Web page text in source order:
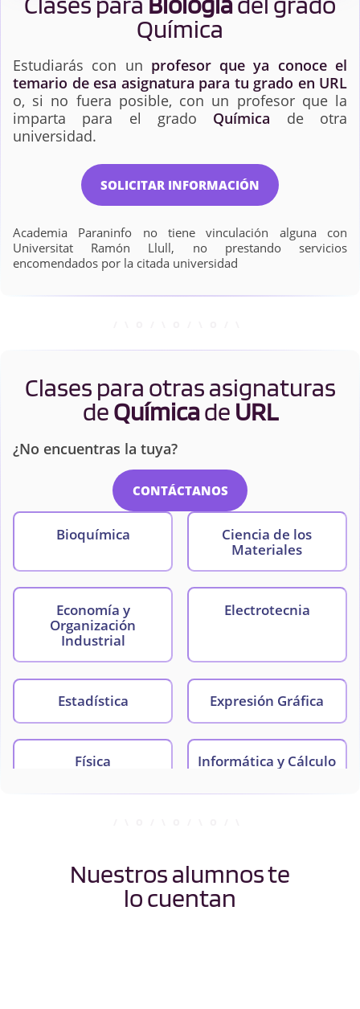
Química
Estudiarás con un profesor que ya conoce el
temario de esa asignatura para tu grado en URL
o, si no fuera posible, con un profesor que la
imparta para el grado Química de otra
universidad.
SOLICITAR INFORMACIÓN
Academia Paraninfo no tiene vinculación alguna con
Universitat Ramón Llull, no prestando servicios
encomendados por la citada universidad
Clases para otras asignaturas
deQuímicade URL
¿No encuentras la tuya?
CONTÁCTANOS
Bioquímica
Ciencia de los
Materiales
Economía y
Organización
Industrial
Electrotecnia
Estadística Expresión Gráfica
Física
Informática y Cálculo
Química Ambiental Química Analítica
Nuestros alumnos te
lo cuentan